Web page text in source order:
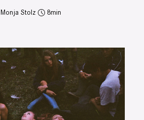
Monja Stolz 8